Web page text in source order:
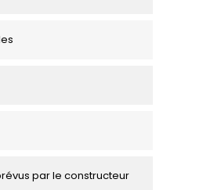
par le constructeur